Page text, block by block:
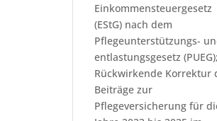
Einkommensteuergesetz
(EStG) nach dem
Pflegeunterstützungs-
entlastungsgesetz (PUEG);
Rückwirkende Korrektur
Beiträge zur
Pflegeversicherung für